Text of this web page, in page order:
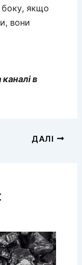
боку, якщо
вони
каналі в
ДАЛІ